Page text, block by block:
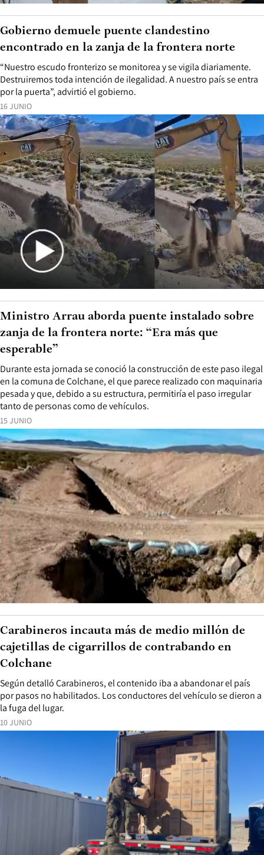
16 JUNIO
“Nuestro escudo fronterizo se monitorea y se vigila diariamente.
Destruiremos toda intención de ilegalidad. A nuestro país se entra
por la puerta”, advirtió el gobierno.
Gobierno demuele puente clandestino
encontrado en la zanja de la frontera norte
15 JUNIO
Durante esta jornada se conoció la construcción de este paso ilegal
en la comuna de Colchane, el que parece realizado con maquinaria
pesada y que, debido a su estructura, permitiría el paso irregular
tanto de personas como de vehículos.
Ministro Arrau aborda puente instalado sobre
zanja de la frontera norte: “Era más que
esperable”
10 JUNIO
Según detalló Carabineros, el contenido iba a abandonar el país
por pasos no habilitados. Los conductores del vehículo se dieron a
la fuga del lugar.
Carabineros incauta más de medio millón de
cajetillas de cigarrillos de contrabando en
Colchane